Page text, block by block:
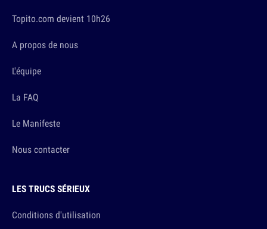
Topito.com devient 10h26
A propos de nous
L'équipe
La FAQ
Le Manifeste
Nous contacter
LES TRUCS SÉRIEUX
Conditions d'utilisation